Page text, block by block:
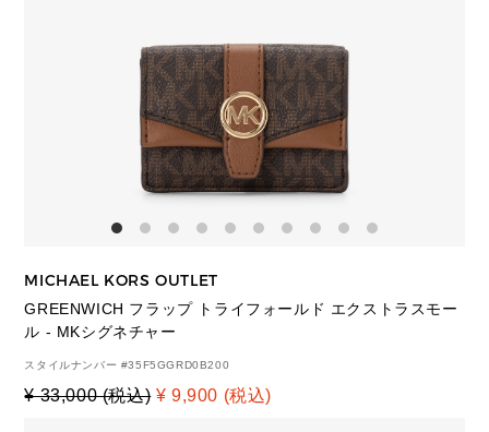
MICHAEL KORS OUTLET
GREENWICH フラップ トライフォールド エクストラスモー
ル - MKシグネチャー
スタイルナンバー #35F5GGRD0B200
¥ 33,000 (税込) ¥ 9,900 (税込)